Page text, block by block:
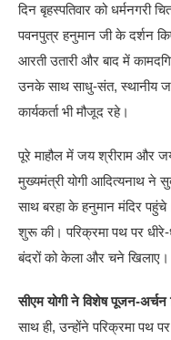
दिन बृहस्पतिवार को धर्मनगरी
पवनपुत्र हनुमान जी के दर्शन
आरती उतारी और बाद में
उनके साथ साधु-संत, स्थानीय
कार्यकर्ता भी मौजूद रहे।
पूरे माहौल में जय श्रीराम और
मुख्यमंत्री योगी आदित्यनाथ
साथ बरहा के हनुमान मंदिर
शुरू की। परिक्रमा पथ पर
बंदरों को केला और चने खिलाए।
सीएम योगी ने विशेष पूजन-अर्चन
साथ ही, उन्होंने परिक्रमा पथ